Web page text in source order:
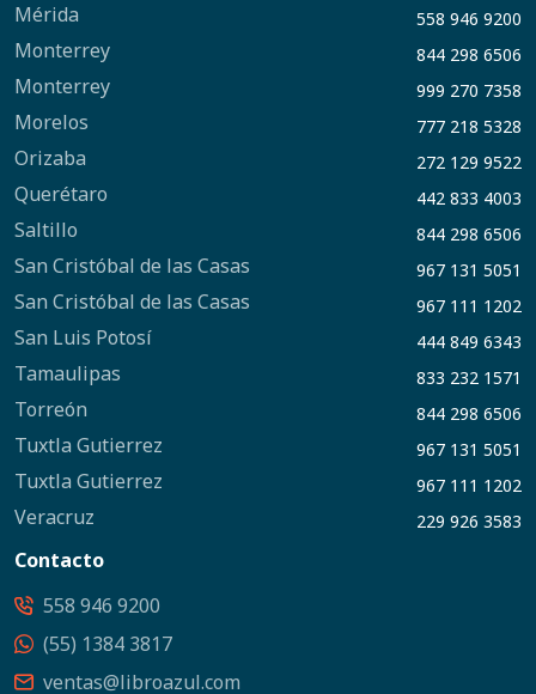
Mérida 558 946 9200
Monterrey 844 298 6506
Monterrey 999 270 7358
Morelos 777 218 5328
Orizaba 272 129 9522
Querétaro 442 833 4003
Saltillo 844 298 6506
San Cristóbal de las Casas 967 131 5051
San Cristóbal de las Casas 967 111 1202
San Luis Potosí 444 849 6343
Tamaulipas 833 232 1571
Torreón 844 298 6506
Tuxtla Gutierrez 967 131 5051
Tuxtla Gutierrez 967 111 1202
Veracruz 229 926 3583
Contacto
558 946 9200
(55) 1384 3817
ventas@libroazul.com